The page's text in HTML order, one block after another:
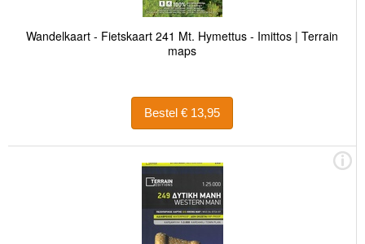
Wandelkaart - Fietskaart 241 Mt. Hymettus - Imittos | Terrain
maps
Bestel € 13,95